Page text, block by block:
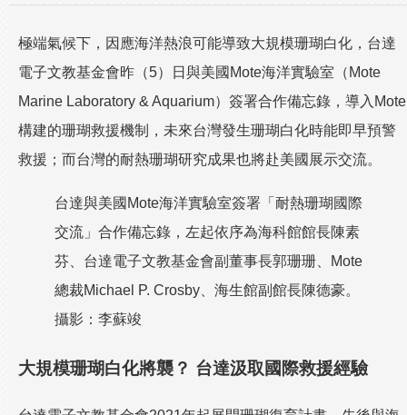
極端氣候下，因應海洋熱浪可能導致大規模珊瑚白化，台達
電子文教基金會昨（5）日與美國Mote海洋實驗室（Mote
Marine Laboratory & Aquarium）簽署合作備忘錄，導入Mote
構建的珊瑚救援機制，未來台灣發生珊瑚白化時能即早預警
救援；而台灣的耐熱珊瑚研究成果也將赴美國展示交流。
台達與美國Mote海洋實驗室簽署「耐熱珊瑚國際
交流」合作備忘錄，左起依序為海科館館長陳素
芬、台達電子文教基金會副董事長郭珊珊、Mote
總裁Michael P. Crosby、海生館副館長陳德豪。
攝影：李蘇竣
大規模珊瑚白化將襲？ 台達汲取國際救援經驗